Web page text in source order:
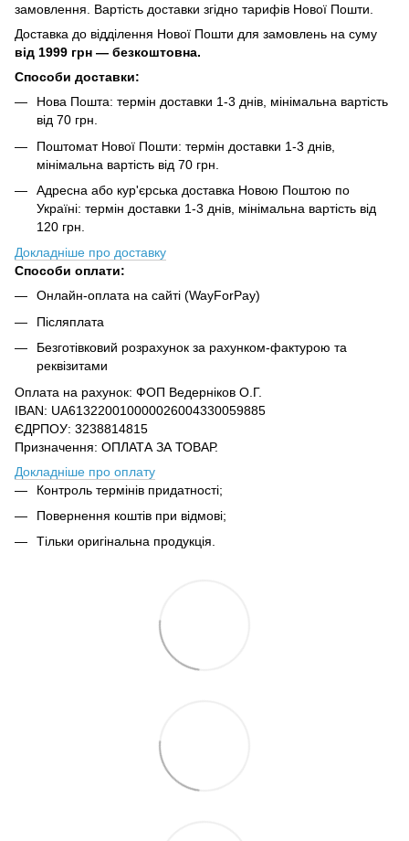
замовлення. Вартість доставки згідно тарифів Нової Пошти.
Доставка до відділення Нової Пошти для замовлень на суму
від 1999 грн — безкоштовна.
Способи доставки:
Нова Пошта: термін доставки 1-3 днів, мінімальна вартість
від 70 грн.
Поштомат Нової Пошти: термін доставки 1-3 днів,
мінімальна вартість від 70 грн.
Адресна або кур'єрська доставка Новою Поштою по
Україні: термін доставки 1-3 днів, мінімальна вартість від
120 грн.
Докладніше про доставку
Способи оплати:
Онлайн-оплата на сайті (WayForPay)
Післяплата
Безготівковий розрахунок за рахунком-фактурою та
реквізитами
Оплата на рахунок: ФОП Ведерніков О.Г.
IBAN: UA613220010000026004330059885
ЄДРПОУ: 3238814815
Призначення: ОПЛАТА ЗА ТОВАР.
Докладніше про оплату
Контроль термінів придатності;
Повернення коштів при відмові;
Тільки оригінальна продукція.